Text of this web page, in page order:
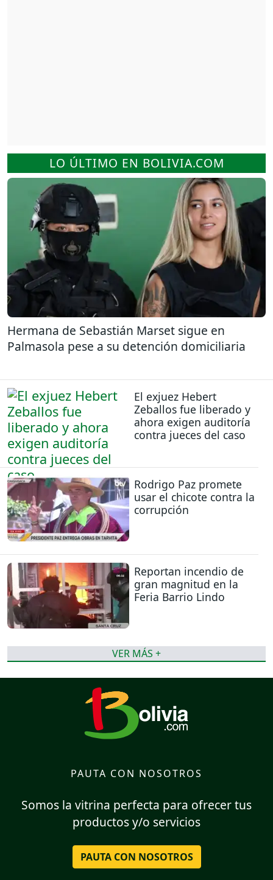
LO ÚLTIMO EN BOLIVIA.COM
Hermana de Sebastián Marset sigue en
Palmasola pese a su detención domiciliaria
El exjuez Hebert
Zeballos fue liberado y
ahora exigen auditoría
contra jueces del caso
Rodrigo Paz promete
usar el chicote contra la
corrupción
Reportan incendio de
gran magnitud en la
Feria Barrio Lindo
VER MÁS +
PAUTA CON NOSOTROS
Somos la vitrina perfecta para ofrecer tus
productos y/o servicios
PAUTA CON NOSOTROS